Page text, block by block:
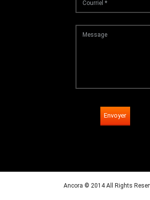
Envoyer
Ancora © 2014 All Rights